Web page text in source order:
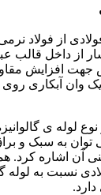
از فولاد
از داخل قالب
افزایش
وان آبکاری روی
لوله ی
به سبک و براق
آن اشاره کرد.
نسبت به لوله